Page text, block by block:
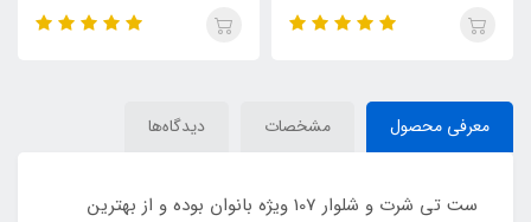
TOSHNA
TOSHNA
معرفی محصول مشخصات دیدگاه‌ها
ست تی شرت و شلوار 107 ویژه بانوان بوده و از بهترین